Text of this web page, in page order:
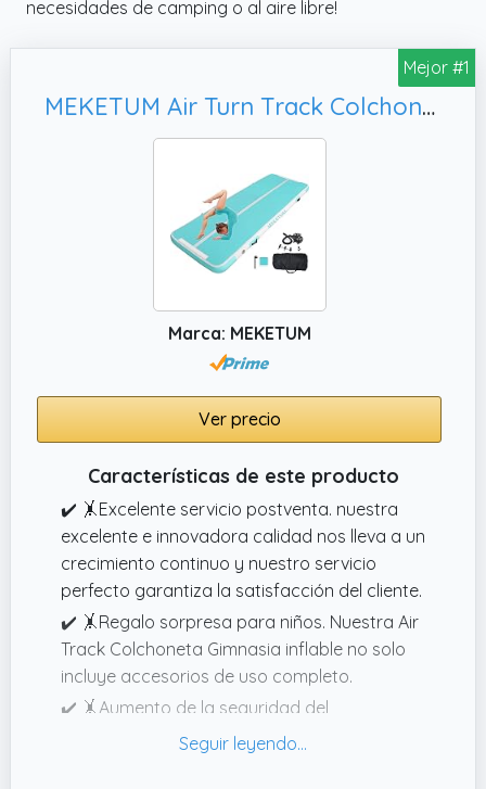
necesidades de camping o al aire libre!
Mejor #1
MEKETUM Air Turn Track Colchoneta 2 m, colchoneta deportiva para casa/entrenamiento/tumbling/yoga/exterior
Marca: MEKETUM
Ver precio
Características de este producto
✔️ 🤸Excelente servicio postventa. nuestra
excelente e innovadora calidad nos lleva a un
crecimiento continuo y nuestro servicio
perfecto garantiza la satisfacción del cliente.
✔️ 🤸Regalo sorpresa para niños. Nuestra Air
Track Colchoneta Gimnasia inflable no solo
incluye accesorios de uso completo.
✔️ 🤸Aumento de la seguridad del
entrenamiento: la esterilla de gimnasia Air